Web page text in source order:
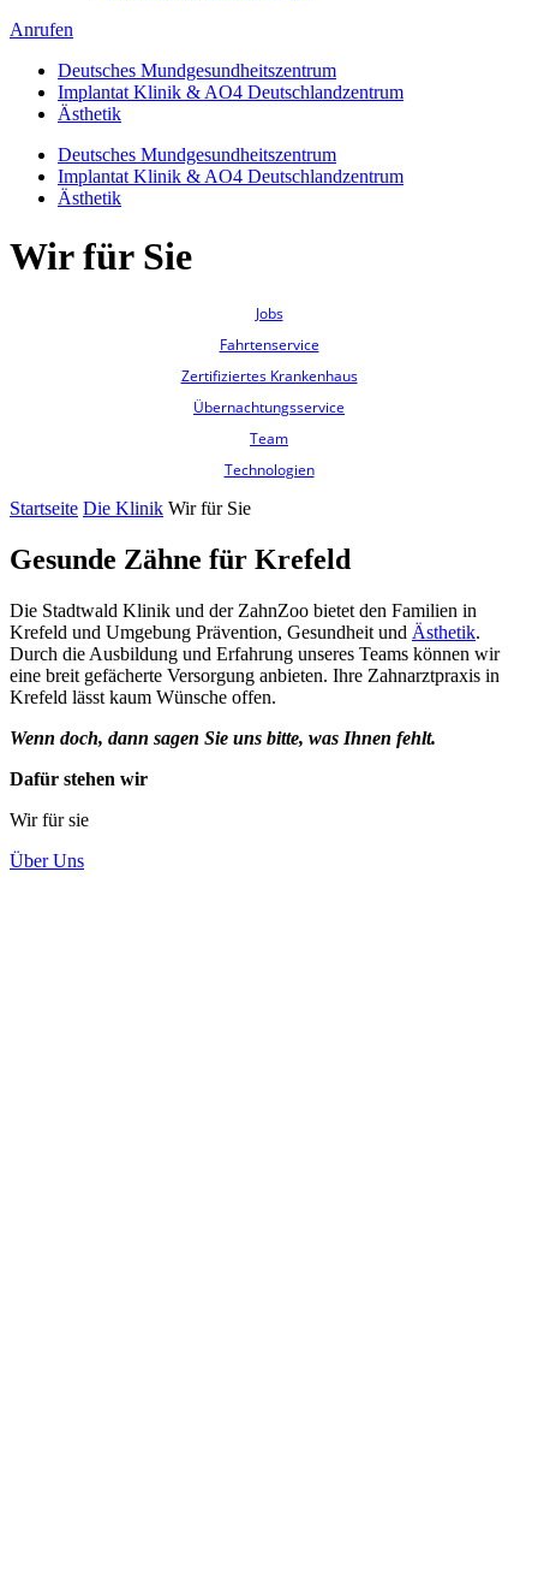
Anrufen
Deutsches Mundgesundheitszentrum
Implantat Klinik & AO4 Deutschlandzentrum
Ästhetik
Deutsches Mundgesundheitszentrum
Implantat Klinik & AO4 Deutschlandzentrum
Ästhetik
Wir für Sie
Jobs
Fahrtenservice
Zertifiziertes Krankenhaus
Übernachtungsservice
Team
Technologien
Startseite Die Klinik Wir für Sie
Gesunde Zähne für Krefeld
Die Stadtwald Klinik und der ZahnZoo bietet den Familien in
Krefeld und Umgebung Prävention, Gesundheit und Ästhetik.
Durch die Ausbildung und Erfahrung unseres Teams können wir
eine breit gefächerte Versorgung anbieten. Ihre Zahnarztpraxis in
Krefeld lässt kaum Wünsche offen.
Wenn doch, dann sagen Sie uns bitte, was Ihnen fehlt.
Dafür stehen wir
Wir für sie
Über Uns